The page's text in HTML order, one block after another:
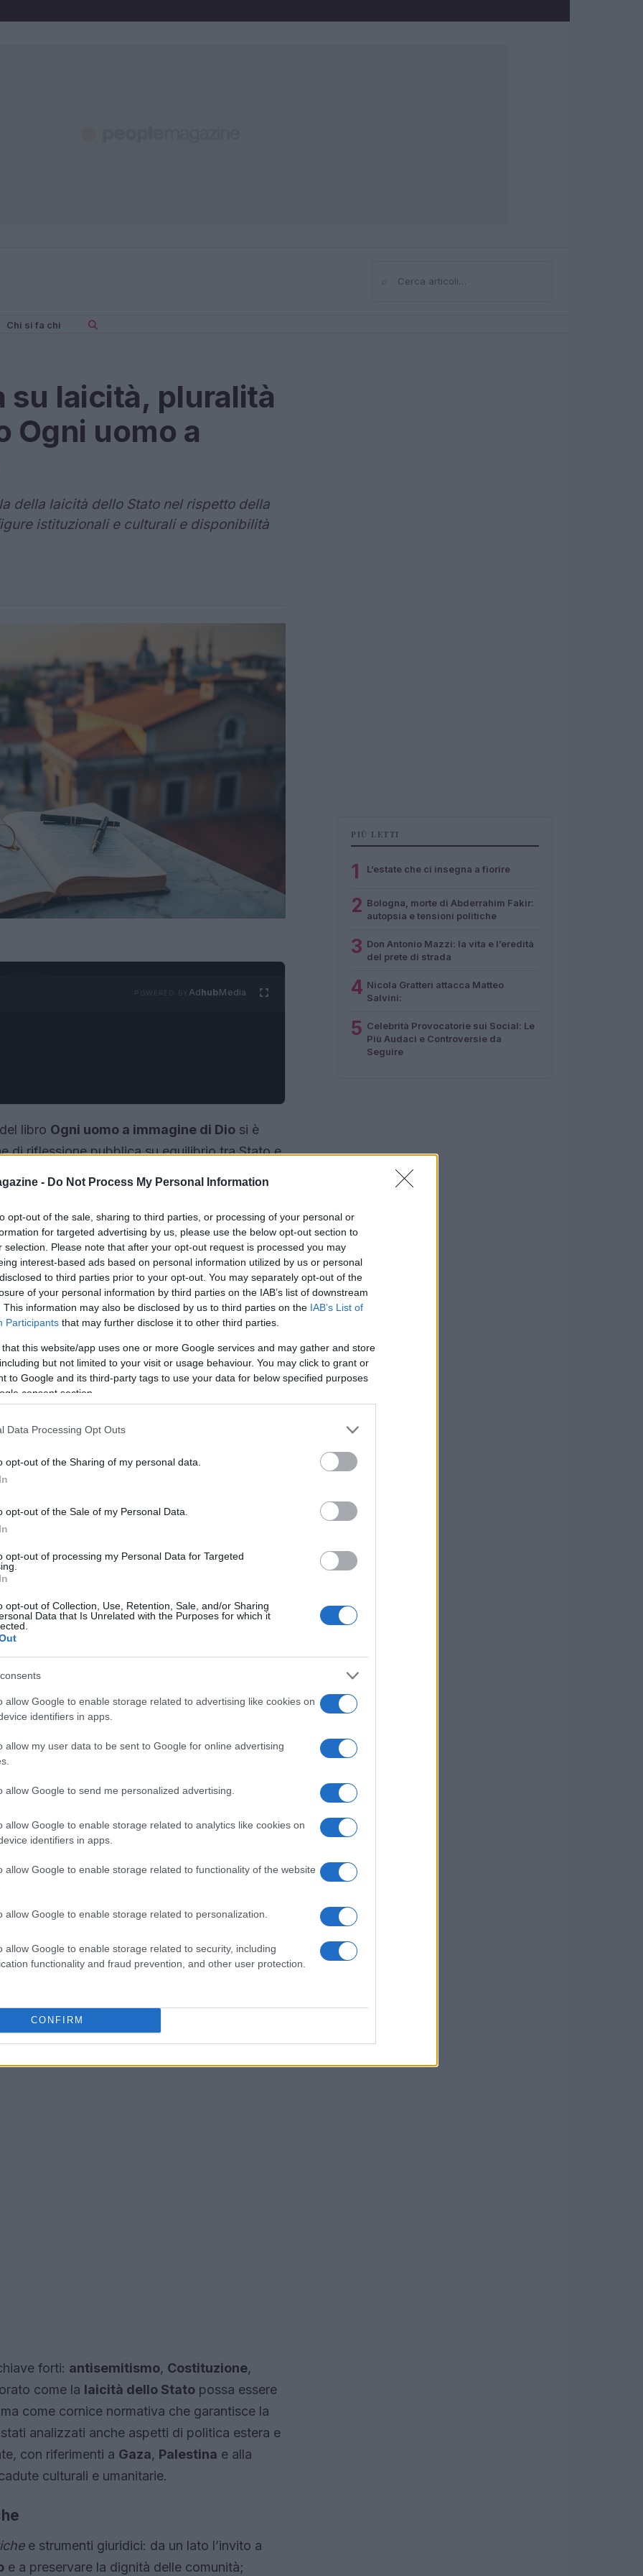
- Do Not Process My Personal Information
opt-out of the sale, sharing to third parties, or processing of your personal or
for targeted advertising by us, please use the below opt-out section to
selection. Please note that after your opt-out request is processed you may
interest-based ads based on personal information utilized by us or personal
to third parties prior to your opt-out. You may separately opt-out of the
of your personal information by third parties on the IAB’s list of downstream
This information may also be disclosed by us to third parties on the IAB’s List of
Participants that may further disclose it to other third parties.
that this website/app uses one or more Google services and may gather and store
but not limited to your visit or usage behaviour. You may click to grant or
to Google and its third-party tags to use your data for below specified purposes
consent section.
Data Processing Opt Outs
opt-out of the Sharing of my personal data.
opt-out of the Sale of my Personal Data.
opt-out of processing my Personal Data for Targeted
opt-out of Collection, Use, Retention, Sale, and/or Sharing
Data that Is Unrelated with the Purposes for which it
allow Google to enable storage related to advertising like cookies on
identifiers in apps.
allow my user data to be sent to Google for online advertising
allow Google to send me personalized advertising.
allow Google to enable storage related to analytics like cookies on
identifiers in apps.
allow Google to enable storage related to functionality of the website
allow Google to enable storage related to personalization.
allow Google to enable storage related to security, including
functionality and fraud prevention, and other user protection.
CONFIRM
⌕Cerca
Chi si fa chi
su laicità, pluralità
Ogni uomo a
della laicità dello Stato nel rispetto della
istituzionali e culturali e disponibilità
AdhubMedia
libro Ogni uomo a immagine di Dio si è
di riflessione pubblica su equilibrio tra Stato e
centro il tema della
istituzioni.
accesso più ampio agli interventi e alle
ha richiamato esperienze giuridiche,
storico-culturale, mettendo in dialogo profili
alle 17:30 ed è stato introdotto e
e della comunità ebraica. Tra i protagonisti
dei profili ha arricchito il confronto,
culturale.
Ebraiche Italiane
alla comunicazionee comeconsigliere
A completare il panel,Saul Meghnagi
scientifico dell’Associazione di Cultura
voci accademiche, religiose e culturali ha
proposti.
forti: antisemitismo, Costituzione,
come la laicità dello Stato possa essere
come cornice normativa che garantisce la
analizzati anche aspetti di politica estera e
con riferimenti a Gaza, Palestina e alla
culturali e umanitarie.
e strumenti giuridici: da un lato l’invito a
e a preservare la dignità delle comunità;
PIÙ LETTI
1 L’estate che ci insegna a fiorire
2 Bologna, morte di Abderrahim Fakir:
autopsia e tensioni politiche
3 Don Antonio Mazzi: la vita e l’eredità
del prete di strada
4 Nicola Gratteri attacca Matteo
Salvini:
5 Celebrità Provocatorie sui Social: Le
Più Audaci e Controversie da
Seguire